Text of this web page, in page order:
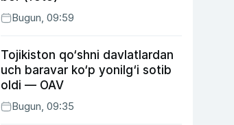
Bugun, 09:59
Tojikiston qo‘shni davlatlardan
uch baravar ko‘p yonilg‘i sotib
oldi — OAV
Bugun, 09:35